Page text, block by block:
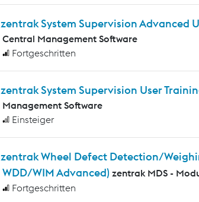
zentrak System Supervision Advanced
Central Management Software
Fortgeschritten
zentrak System Supervision User
Management Software
Einsteiger
zentrak Wheel Defect Detection/
WDD/WIM Advanced) zentrak MDS -
Fortgeschritten